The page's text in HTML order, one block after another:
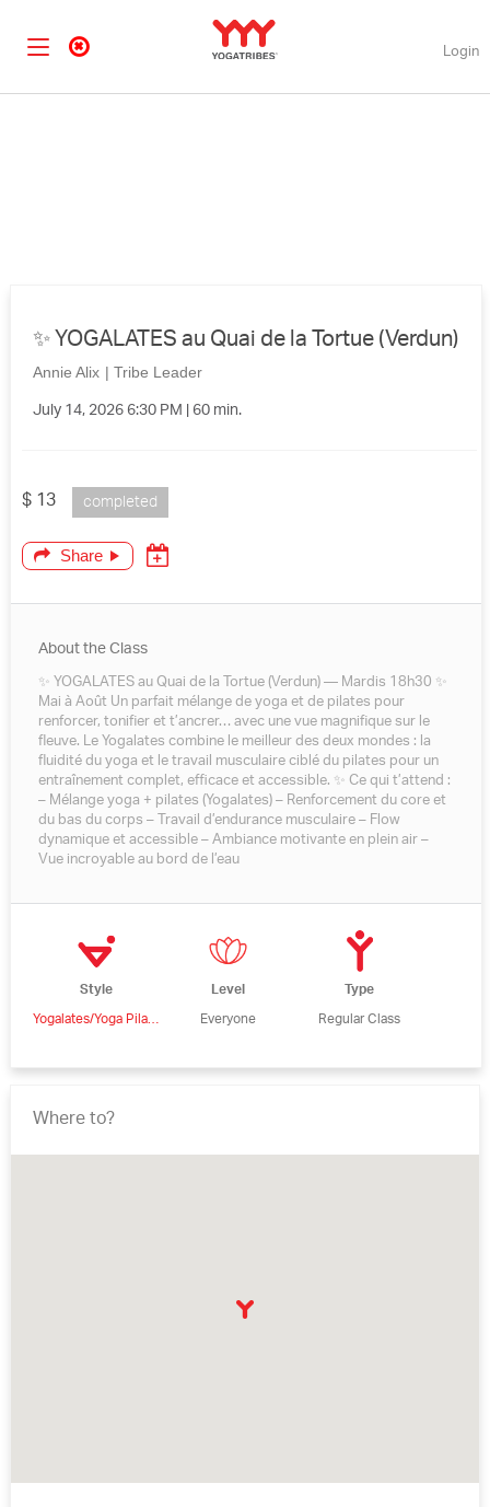
Login
✨ YOGALATES au Quai de la Tortue (Verdun)
Annie Alix | Tribe Leader
July 14, 2026 6:30 PM | 60 min.
Share
$ 13 completed
About the Class
✨ YOGALATES au Quai de la Tortue (Verdun) — Mardis 18h30 ✨
Mai à Août Un parfait mélange de yoga et de pilates pour
renforcer, tonifier et t’ancrer… avec une vue magnifique sur le
fleuve. Le Yogalates combine le meilleur des deux mondes : la
fluidité du yoga et le travail musculaire ciblé du pilates pour un
entraînement complet, efficace et accessible. ✨ Ce qui t’attend :
– Mélange yoga + pilates (Yogalates) – Renforcement du core et
du bas du corps – Travail d’endurance musculaire – Flow
dynamique et accessible – Ambiance motivante en plein air –
Vue incroyable au bord de l’eau
Style
Yogalates/Yoga Pilates
Level
Everyone
Type
Regular Class
Where to?